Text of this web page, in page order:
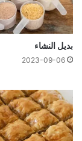
بدیل النشاء
2023-09-06